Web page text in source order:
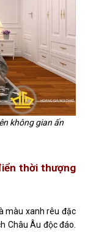
không gian ấn
thời thượng
màu xanh rêu đặc
Châu Âu độc đáo.